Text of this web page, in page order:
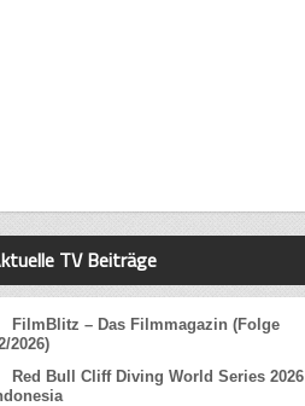
TV Beiträge
FilmBlitz – Das Filmmagazin (Folge
2026)
Red Bull Cliff Diving World Series 2026